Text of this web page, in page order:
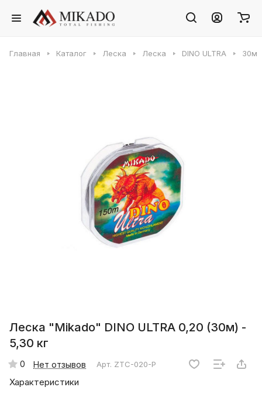
Главная Каталог Леска Леска DINO ULTRA 30м
Леска "Mikado" DINO ULTRA 0,20 (30м) -
5,30 кг
0 Нет отзывов Арт. ZTC-020-P
Характеристики